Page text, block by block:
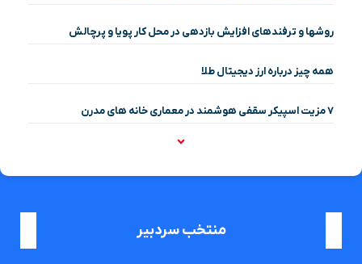
روشها و ترفندهای افزایش بازدهی در محل کار پویا و پرچالش
همه چیز درباره ارز دیجیتال طلا
۷ مزیت اسپیکر سقفی هوشمند در معماری خانه‌ های مدرن
منتخب سردبیر